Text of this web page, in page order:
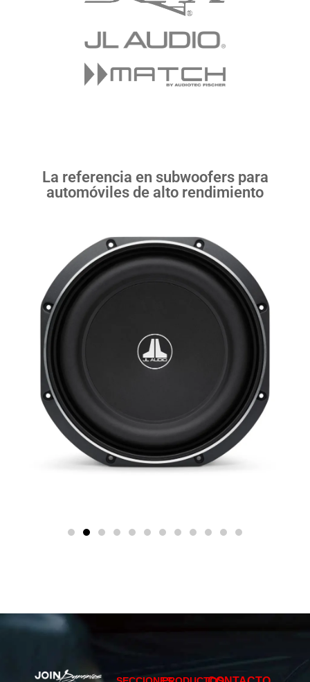
La referencia en subwoofers para
automóviles de alto rendimiento